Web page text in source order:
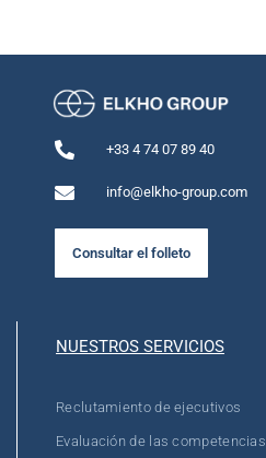
+33 4 74 07 89 40
info@elkho-group.com
Consultar el folleto
NUESTROS SERVICIOS
Reclutamiento de ejecutivos
Evaluación de las competencias